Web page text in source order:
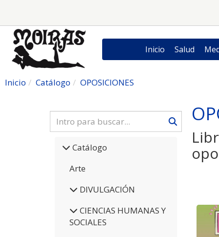
Inicio Salud
Inicio Catálogo OPOSICIONES
Catálogo
Arte
DIVULGACIÓN
CIENCIAS HUMANAS Y
SOCIALES